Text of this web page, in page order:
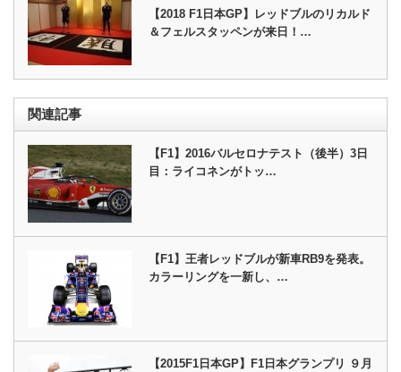
【2018 F1日本GP】レッドブルのリカルド
＆フェルスタッペンが来日！…
関連記事
【F1】2016バルセロナテスト（後半）3日
目：ライコネンがトッ…
【F1】王者レッドブルが新車RB9を発表。
カラーリングを一新し、…
【2015F1日本GP】F1日本グランプリ ９月